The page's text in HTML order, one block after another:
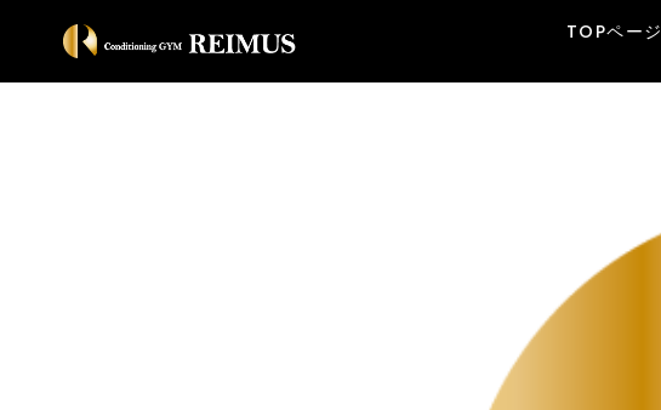
TOPページ